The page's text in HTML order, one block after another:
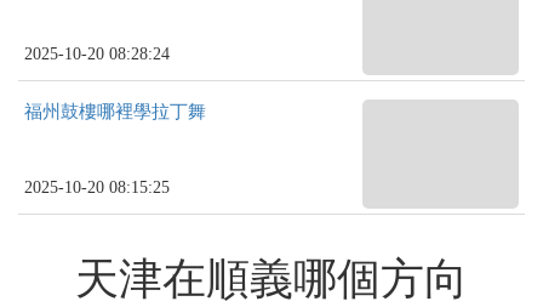
2025-10-20 08:28:24
福州鼓樓哪裡學拉丁舞
2025-10-20 08:15:25
天津在順義哪個方向